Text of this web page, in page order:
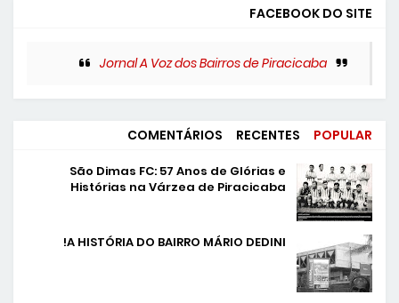
FACEBOOK DO SITE
Jornal A Voz dos Bairros de Piracicaba
POPULAR
RECENTES
COMENTÁRIOS
São Dimas FC: 57 Anos de Glórias e
Histórias na Várzea de Piracicaba
A HISTÓRIA DO BAIRRO MÁRIO DEDINI!